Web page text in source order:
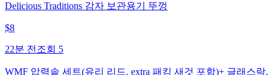
Delicious Traditions 감자 보관용기 뚜껑
$8
22분 전 조회 5
WMF 압력솥 세트(유리 리드. extra 패킹 새것 포함)+ 글래스락,